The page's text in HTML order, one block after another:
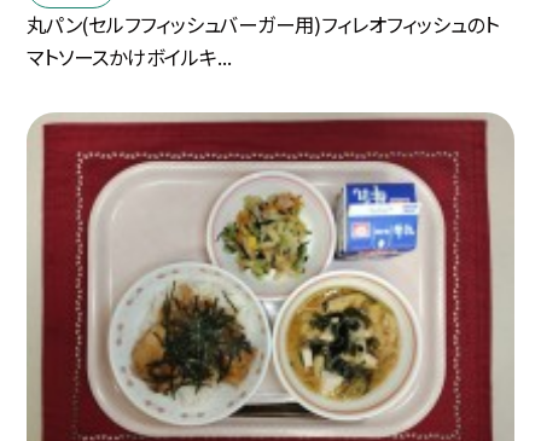
丸パン(セルフフィッシュバーガー用)フィレオフィッシュのト
マトソースかけボイルキ...